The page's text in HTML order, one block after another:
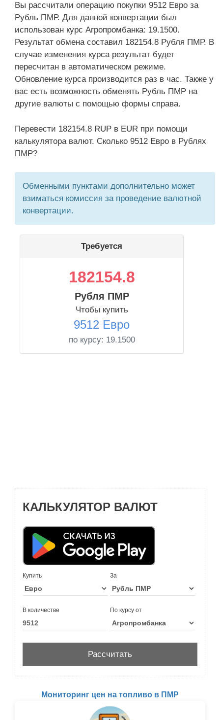
Вы рассчитали операцию покупки 9512 Евро за
Рубль ПМР. Для данной конвертации был
использован курс Агропромбанка: 19.1500.
Результат обмена составил 182154.8 Рубля ПМР. В
случае изменения курса результат будет
пересчитан в автоматическом режиме.
Обновление курса производится раз в час. Также у
вас есть возможность обменять Рубль ПМР на
другие валюты с помощью формы справа.
Перевести 182154.8 RUP в EUR при помощи
калькулятора валют. Сколько 9512 Евро в Рублях
ПМР?
Обменными пунктами дополнительно может
взиматься комиссия за проведение валютной
конвертации.
Требуется
182154.8
Рубля ПМР
Чтобы купить
9512 Евро
по курсу: 19.1500
КАЛЬКУЛЯТОР ВАЛЮТ
Купить За
В количестве По курсу от
Мониторинг цен на топливо в ПМР